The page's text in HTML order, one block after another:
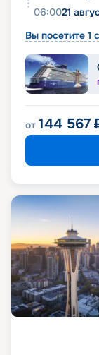
06:0021
Вы посетите 1
от 144 567